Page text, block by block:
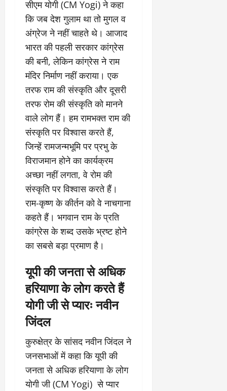
सीएम योगी (CM Yogi) ने कहा
कि जब देश गुलाम था तो मुगल व
अंग्रेज ने नहीं चाहते थे। आजाद
भारत की पहली सरकार कांग्रेस
की बनी, लेकिन कांग्रेस ने राम
मंदिर निर्माण नहीं कराया। एक
तरफ राम की संस्कृति और दूसरी
तरफ रोम की संस्कृति को मानने
वाले लोग हैं। हम रामभक्त राम की
संस्कृति पर विश्वास करते हैं,
जिन्हें रामजन्मभूमि पर प्रभु के
विराजमान होने का कार्यक्रम
अच्छा नहीं लगता, वे रोम की
संस्कृति पर विश्वास करते हैं।
राम-कृष्ण के कीर्तन को वे नाचगाना
कहते हैं। भगवान राम के प्रति
कांग्रेस के शब्द उसके भ्रष्ट होने
का सबसे बड़ा प्रमाण है।
यूपी की जनता से अधिक
हरियाणा के लोग करते हैं
योगी जी से प्यारः नवीन
जिंदल
कुरुक्षेत्र के सांसद नवीन जिंदल ने
जनसभाओं में कहा कि यूपी की
जनता से अधिक हरियाणा के लोग
योगी जी (CM Yogi) से प्यार